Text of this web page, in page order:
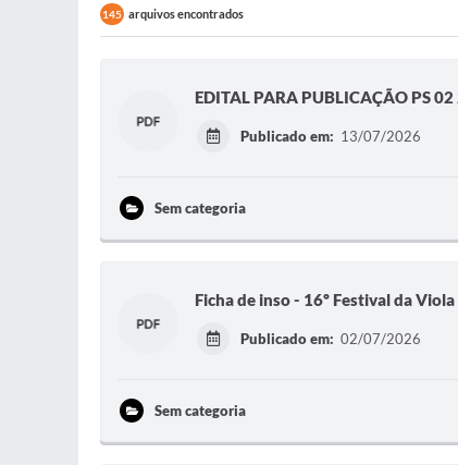
145 arquivos encontrados
EDITAL PARA PUBLICAÇÃO PS
Publicado em: 13/07/2026
Sem categoria
Ficha de inso - 16º Festival da
Publicado em: 02/07/2026
Sem categoria